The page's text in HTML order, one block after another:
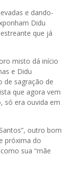
e dando-
Didu
que já
misto dá início
e Didu
de sagração de
que agora vem
só era ouvida em
outro bom
próxima do
sua “mãe